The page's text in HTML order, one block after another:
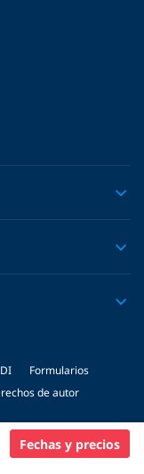
Fechas y precios
Formularios
de autor